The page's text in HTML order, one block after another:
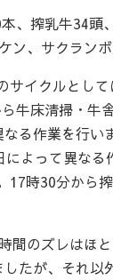
、搾乳牛34
、サクランボ
イクルとし
牛床清掃・
る作業を行
よって異な
時30分から
間のズレはほ
たが、それ